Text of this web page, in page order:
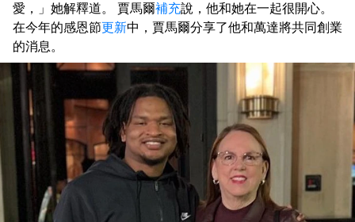
愛，」她解釋道。 賈馬爾補充說，他和她在一起很開心。
在今年的感恩節更新中，賈馬爾分享了他和萬達將共同創業
的消息。